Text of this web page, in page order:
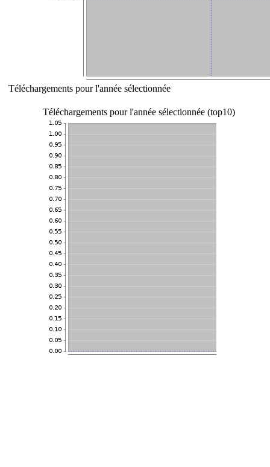
Téléchargements pour l'année sélectionnée
Téléchargements pour l'année sélectionnée (top10)